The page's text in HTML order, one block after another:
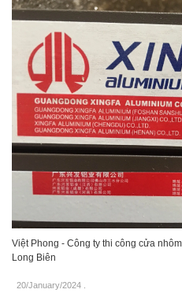
Việt Phong - Công ty thi công cửa
Long Biên
20/January/2024